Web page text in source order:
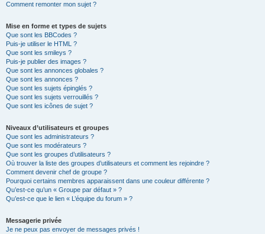
Comment remonter mon sujet ?
Mise en forme et types de sujets
Que sont les BBCodes ?
Puis-je utiliser le HTML ?
Que sont les smileys ?
Puis-je publier des images ?
Que sont les annonces globales ?
Que sont les annonces ?
Que sont les sujets épinglés ?
Que sont les sujets verrouillés ?
Que sont les icônes de sujet ?
Niveaux d’utilisateurs et groupes
Que sont les administrateurs ?
Que sont les modérateurs ?
Que sont les groupes d’utilisateurs ?
Où trouver la liste des groupes d’utilisateurs et comment les rejoindre ?
Comment devenir chef de groupe ?
Pourquoi certains membres apparaissent dans une couleur différente ?
Qu’est-ce qu’un « Groupe par défaut » ?
Qu’est-ce que le lien « L’équipe du forum » ?
Messagerie privée
Je ne peux pas envoyer de messages privés !